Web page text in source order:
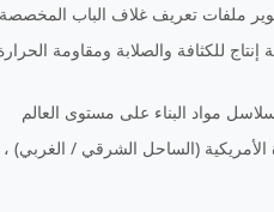
تعريف غلاف الباب المخصصة في 10-15
الأمريكية (الساحل الشرقي / الغربي) ،